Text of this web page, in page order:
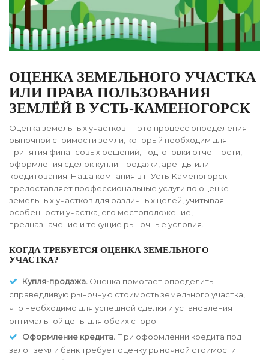
ОЦЕНКА ЗЕМЕЛЬНОГО УЧАСТКА
ИЛИ ПРАВА ПОЛЬЗОВАНИЯ
ЗЕМЛЁЙ В УСТЬ-КАМЕНОГОРСК
Оценка земельных участков — это процесс определения
рыночной стоимости земли, который необходим для
принятия финансовых решений, подготовки отчетности,
оформления сделок купли-продажи, аренды или
кредитования. Наша компания в г. Усть-Каменогорск
предоставляет профессиональные услуги по оценке
земельных участков для различных целей, учитывая
особенности участка, его местоположение,
предназначение и текущие рыночные условия.
КОГДА ТРЕБУЕТСЯ ОЦЕНКА ЗЕМЕЛЬНОГО
УЧАСТКА?
Купля-продажа. Оценка помогает определить
справедливую рыночную стоимость земельного участка,
что необходимо для успешной сделки и установления
оптимальной цены для обеих сторон.
Оформление кредита. При оформлении кредита под
залог земли банк требует оценку рыночной стоимости